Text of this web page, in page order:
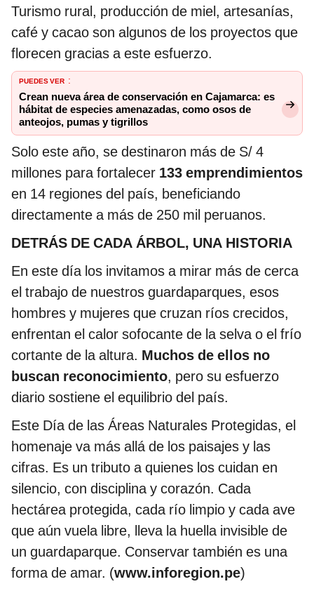
Turismo rural, producción de miel, artesanías,
café y cacao son algunos de los proyectos que
florecen gracias a este esfuerzo.
PUEDES VER :
Crean nueva área de conservación en Cajamarca: es
hábitat de especies amenazadas, como osos de
anteojos, pumas y tigrillos
Solo este año, se destinaron más de S/ 4
millones para fortalecer 133 emprendimientos
en 14 regiones del país, beneficiando
directamente a más de 250 mil peruanos.
DETRÁS DE CADA ÁRBOL, UNA HISTORIA
En este día los invitamos a mirar más de cerca
el trabajo de nuestros guardaparques, esos
hombres y mujeres que cruzan ríos crecidos,
enfrentan el calor sofocante de la selva o el frío
cortante de la altura. Muchos de ellos no
buscan reconocimiento, pero su esfuerzo
diario sostiene el equilibrio del país.
Este Día de las Áreas Naturales Protegidas, el
homenaje va más allá de los paisajes y las
cifras. Es un tributo a quienes los cuidan en
silencio, con disciplina y corazón. Cada
hectárea protegida, cada río limpio y cada ave
que aún vuela libre, lleva la huella invisible de
un guardaparque. Conservar también es una
forma de amar. (www.inforegion.pe)